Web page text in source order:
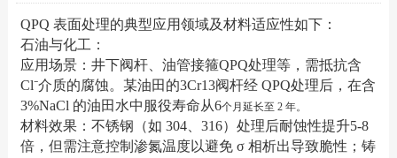
QPQ 表面处理的典型应用领域及材料适应性如下：
石油与化工：
应用场景：井下阀杆、油管接箍QPQ处理等，需抵抗含
Cl⁻介质的腐蚀。某油田的3Cr13阀杆经 QPQ处理后，在含
3%NaCl 的油田水中服役寿命从6个月延长至 2 年。
材料效果：不锈钢（如 304、316）处理后耐蚀性提升5-8
倍，但需注意控制渗氮温度以避免 σ 相析出导致脆性；铸